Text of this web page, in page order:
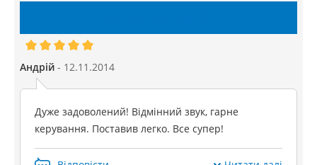
Андрій - 12.11.2014
Дуже задоволений! Відмінний звук, гарне
керування. Поставив легко. Все супер!